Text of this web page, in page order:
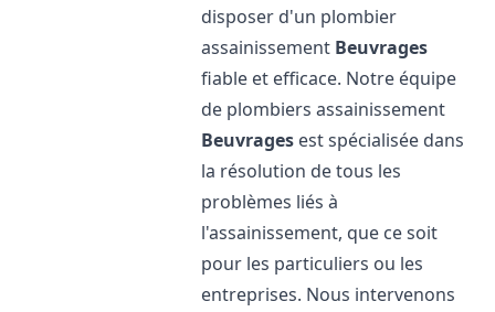
disposer d'un plombier
assainissement Beuvrages
fiable et efficace. Notre équipe
de plombiers assainissement
Beuvrages est spécialisée dans
la résolution de tous les
problèmes liés à
l'assainissement, que ce soit
pour les particuliers ou les
entreprises. Nous intervenons